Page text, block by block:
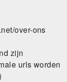
over-ons
zijn
urls worden